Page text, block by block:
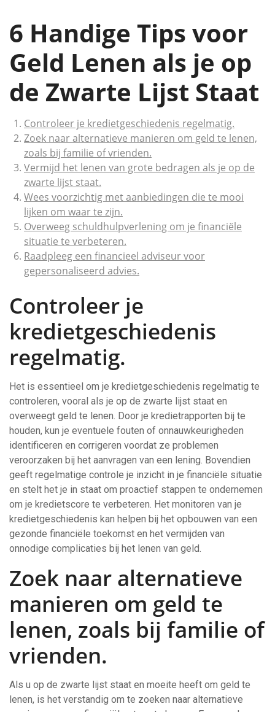
6 Handige Tips voor
Geld Lenen als je op
de Zwarte Lijst Staat
Controleer je kredietgeschiedenis regelmatig.
Zoek naar alternatieve manieren om geld te lenen,
zoals bij familie of vrienden.
Vermijd het lenen van grote bedragen als je op de
zwarte lijst staat.
Wees voorzichtig met aanbiedingen die te mooi
lijken om waar te zijn.
Overweeg schuldhulpverlening om je financiële
situatie te verbeteren.
Raadpleeg een financieel adviseur voor
gepersonaliseerd advies.
Controleer je
kredietgeschiedenis
regelmatig.
Het is essentieel om je kredietgeschiedenis regelmatig te
controleren, vooral als je op de zwarte lijst staat en
overweegt geld te lenen. Door je kredietrapporten bij te
houden, kun je eventuele fouten of onnauwkeurigheden
identificeren en corrigeren voordat ze problemen
veroorzaken bij het aanvragen van een lening. Bovendien
geeft regelmatige controle je inzicht in je financiële situatie
en stelt het je in staat om proactief stappen te ondernemen
om je kredietscore te verbeteren. Het monitoren van je
kredietgeschiedenis kan helpen bij het opbouwen van een
gezonde financiële toekomst en het vermijden van
onnodige complicaties bij het lenen van geld.
Zoek naar alternatieve
manieren om geld te
lenen, zoals bij familie of
vrienden.
Als u op de zwarte lijst staat en moeite heeft om geld te
lenen, is het verstandig om te zoeken naar alternatieve